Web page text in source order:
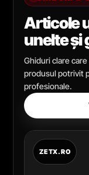
Articole
unelte și
Ghiduri clare
produsul potrivit
profesionale.